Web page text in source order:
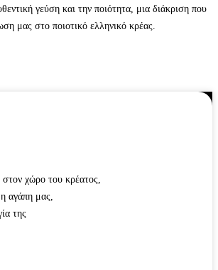
γεύση και την ποιότητα, μια διάκριση που
μας στο ποιοτικό ελληνικό κρέας.
χώρο του κρέατος,
αγάπη μας,
της